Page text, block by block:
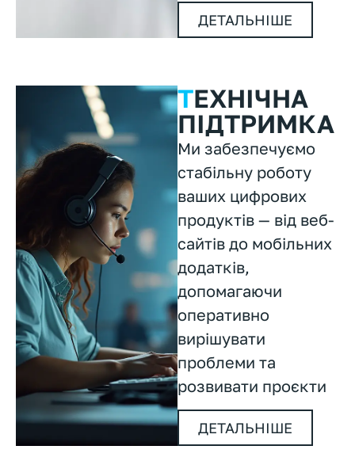
ДЕТАЛЬНІШЕ
ТЕХНІЧНА
ПІДТРИМКА
Ми забезпечуємо
стабільну роботу
ваших цифрових
продуктів — від веб-
сайтів до мобільних
додатків,
допомагаючи
оперативно
вирішувати
проблеми та
розвивати проєкти
ДЕТАЛЬНІШЕ